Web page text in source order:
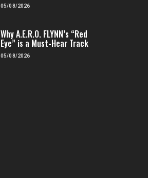
05/08/2026
Why A.E.R.O. FLYNN’s “Red
Eye” is a Must-Hear Track
05/08/2026